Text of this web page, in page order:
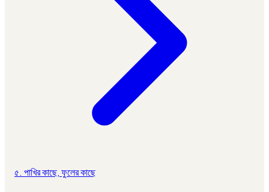
৫. পাখির কাছে, ফুলের কাছে